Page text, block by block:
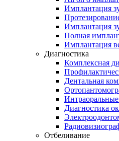
Имплантация
Имплантация
Полная
Имплантация
Диагностика
Комплексная
Дентальная
Диагностика
Отбеливание